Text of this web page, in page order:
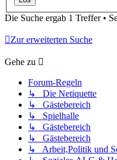
Die Suche ergab 1 Treffer •
Zur erweiterten Suche
Gehe zu
Forum-Regeln
↳ Die Netiquette
↳ Gästebereich
↳ Spielhalle
↳ Gästebereich
↳ Gästebereich
↳ Arbeit,Politik und